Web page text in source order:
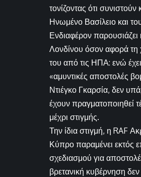
τονίζοντας ότι συνιστούν
Ηνωμένο Βασίλειο και
Ενδιαφέρον
Λονδίνου όσον αφορά
του από τις ΗΠΑ: ενώ έχει
«αμυντικές αποστολές
Ντιέγκο Γκαρσία, δεν
έχουν πραγματοποιηθεί
μέχρι στιγμής.
Την ίδια στιγμή, η RAF
Κύπρο παραμένει εκτός
σχεδιασμού για
βρετανική κυβέρνηση δεν